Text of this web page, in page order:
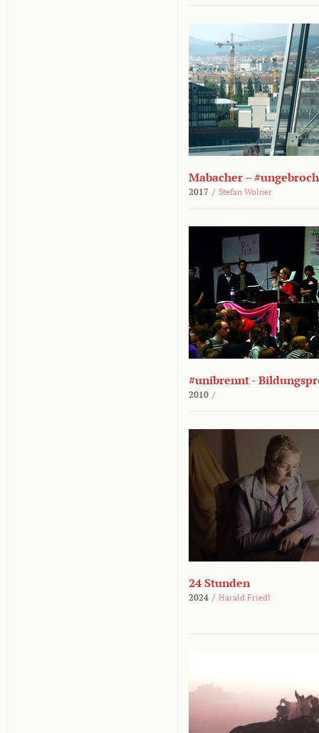
Mabacher –
2017 / Stefan Wolner
#unibrennt -
2010 /
24 Stunden
2024 / Harald Friedl